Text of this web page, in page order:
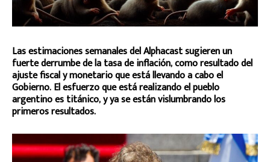
Las estimaciones semanales del Alphacast sugieren un
fuerte derrumbe de la tasa de inflación, como resultado del
ajuste fiscal y monetario que está llevando a cabo el
Gobierno. El esfuerzo que está realizando el pueblo
argentino es titánico, y ya se están vislumbrando los
primeros resultados.